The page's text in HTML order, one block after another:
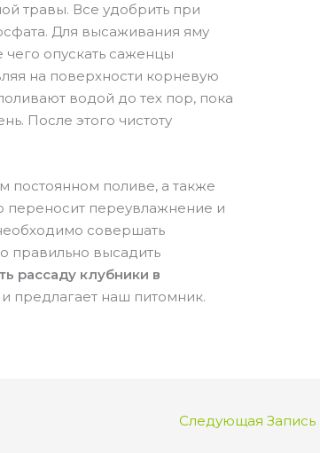
травы. Все удобрить при
Для высаживания яму
чего опускать саженцы
на поверхности корневую
водой до тех пор, пока
После этого чистоту
постоянном поливе, а также
переносит переувлажнение и
совершать
правильно высадить
рассаду клубники в
и предлагает наш питомник.
Следующая Запись